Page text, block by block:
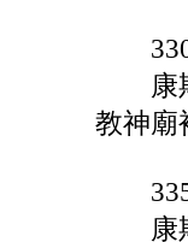
330
康斯
教神廟
335
康斯